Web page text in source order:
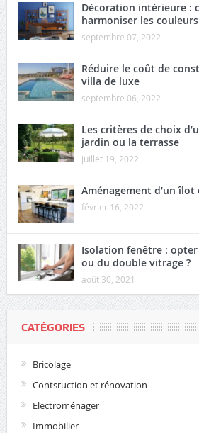
Décoration intérieure :
harmoniser les couleurs
septembre 07, 2022
Réduire le coût de
villa de luxe
septembre 06, 2022
Les critères de choix
jardin ou la terrasse
juillet 19, 2022
Aménagement d’un îlot
février 16, 2022
Isolation fenêtre :
ou du double vitrage ?
août 30, 2021
CATÉGORIES
Bricolage
Contsruction et rénovation
Electroménager
Immobilier